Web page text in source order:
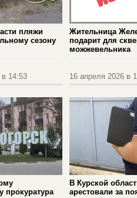
пляжи
сезону
в 14:53
Жительница
подарит для
можжевельника
16 апреля 2026 в
прокуратура
В Курской
арестовали за